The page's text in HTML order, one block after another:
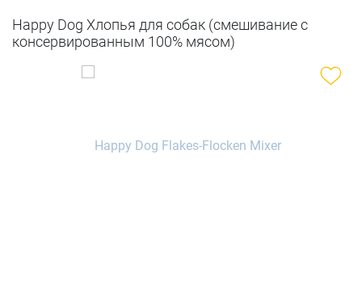
Happy Dog Хлопья для собак (смешивание с
консервированным 100% мясом)